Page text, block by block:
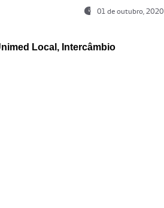
01 de outubro, 2020
Local, Intercâmbio